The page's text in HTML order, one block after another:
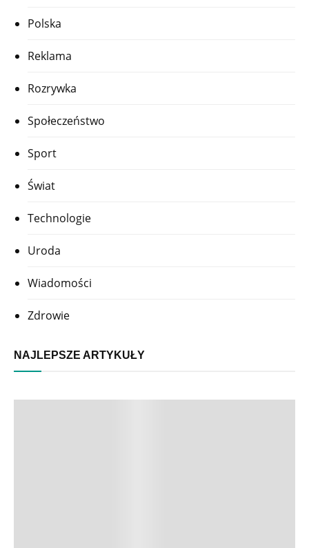
Polska
Reklama
Rozrywka
Społeczeństwo
Sport
Świat
Technologie
Uroda
Wiadomości
Zdrowie
NAJLEPSZE ARTYKUŁY